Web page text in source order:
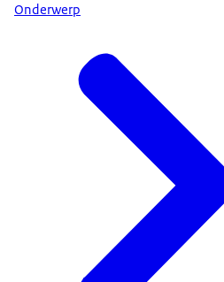
Onderwerp